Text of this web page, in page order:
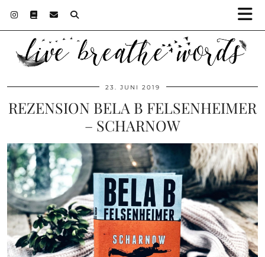
23. JUNI 2019
REZENSION BELA B FELSENHEIMER
– SCHARNOW